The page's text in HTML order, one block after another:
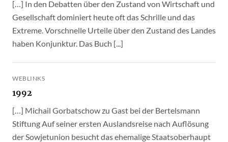
[…] In den Debatten über den Zustand von Wirtschaft und
Gesellschaft dominiert heute oft das Schrille und das
Extreme. Vorschnelle Urteile über den Zustand des Landes
haben Konjunktur. Das Buch [...]
WEBLINKS
1992
[…] Michail Gorbatschow zu Gast bei der Bertelsmann
Stiftung Auf seiner ersten Auslandsreise nach Auflösung
der Sowjetunion besucht das ehemalige Staatsoberhaupt